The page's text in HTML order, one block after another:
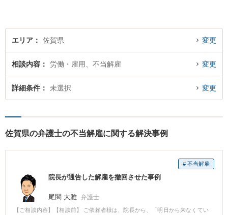
エリア 佐賀県 変更
相談内容 労働・雇用、不当解雇 変更
詳細条件 未選択 変更
佐賀県の弁護士の不当解雇に関する解決事例
# 不当解雇
院長が通告した解雇を撤回させた事例
尾関 大雅 弁護士
【ご相談内容】【相談前】 ご依頼者様は、院長から、「明日から来なくてい